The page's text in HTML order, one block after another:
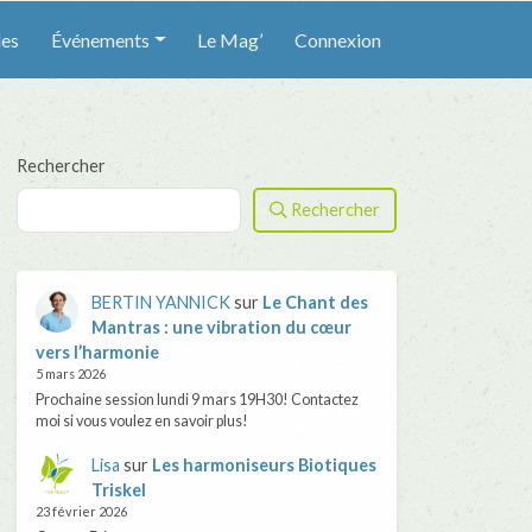
Événements Le Mag’ Connexion
Rechercher
Rechercher
BERTIN YANNICKsur Le Chant des
Mantras : une vibration du cœur
vers l’harmonie
5 mars 2026
Prochaine session lundi 9 mars 19H30! Contactez
moi si vous voulez en savoir plus!
Lisa sur Les harmoniseurs Biotiques
Triskel
23 février 2026